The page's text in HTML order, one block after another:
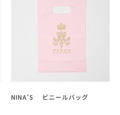
NINA'S ビニールバッグ